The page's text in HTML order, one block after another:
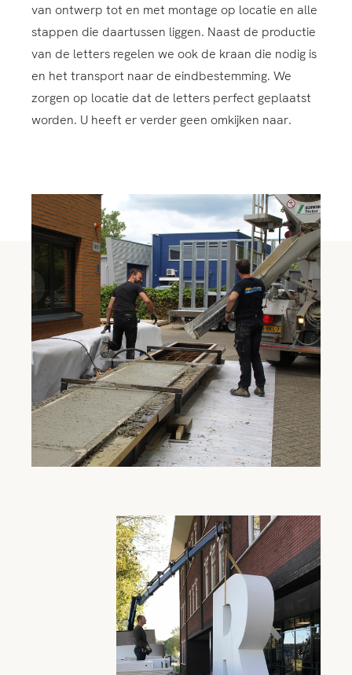
van ontwerp tot en met montage op locatie en alle
stappen die daartussen liggen. Naast de productie
van de letters regelen we ook de kraan die nodig is
en het transport naar de eindbestemming. We
zorgen op locatie dat de letters perfect geplaatst
worden. U heeft er verder geen omkijken naar.